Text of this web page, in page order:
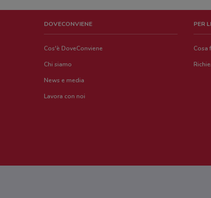
DOVECONVIENE
Cos'è DoveConviene
Chi siamo
News e media
Lavora con noi
PER
Cosa